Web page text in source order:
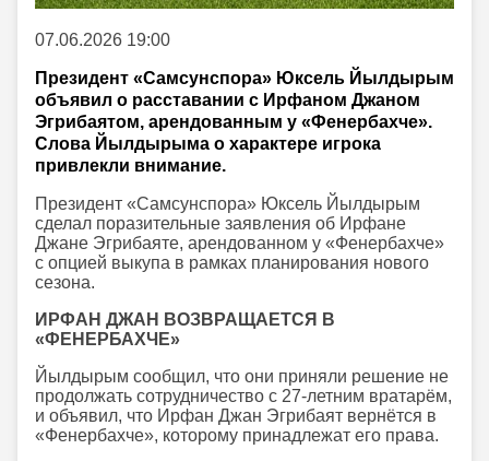
07.06.2026 19:00
Президент «Самсунспора» Юксель Йылдырым
объявил о расставании с Ирфаном Джаном
Эгрибаятом, арендованным у «Фенербахче».
Слова Йылдырыма о характере игрока
привлекли внимание.
Президент «Самсунспора» Юксель Йылдырым
сделал поразительные заявления об Ирфане
Джане Эгрибаяте, арендованном у «Фенербахче»
с опцией выкупа в рамках планирования нового
сезона.
ИРФАН ДЖАН ВОЗВРАЩАЕТСЯ В
«ФЕНЕРБАХЧЕ»
Йылдырым сообщил, что они приняли решение не
продолжать сотрудничество с 27-летним вратарём,
и объявил, что Ирфан Джан Эгрибаят вернётся в
«Фенербахче», которому принадлежат его права.